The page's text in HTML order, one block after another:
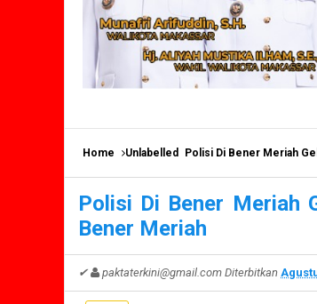
Home Unlabelled Polisi Di Bener Meriah
Polisi Di Bener Meriah
Bener Meriah
✔ paktaterkini@gmail.com Diterbitkan